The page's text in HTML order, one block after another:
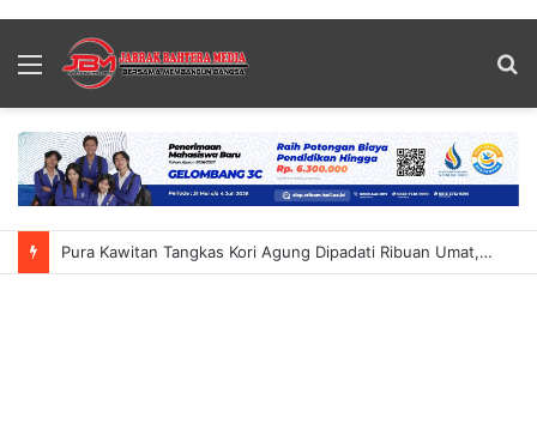
Menu
Pura Kawitan Tangkas Kori Agung Dipadati Ribuan Umat, Situasi Sempat Memanas